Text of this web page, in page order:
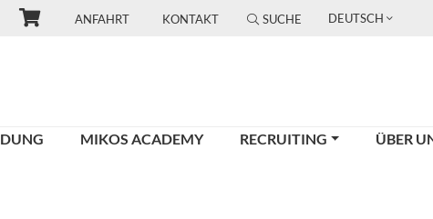
ANFAHRT KONTAKT SUCHE DEUTSCH
MIKOS ACADEMY RECRUITING ÜBER